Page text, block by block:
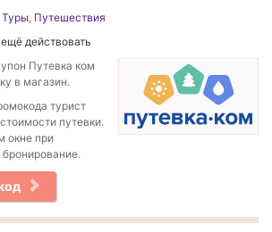
Туры, Путешествия
действовать
Путевка ком
в магазин.
турист
путевки.
окне при
бронирование.